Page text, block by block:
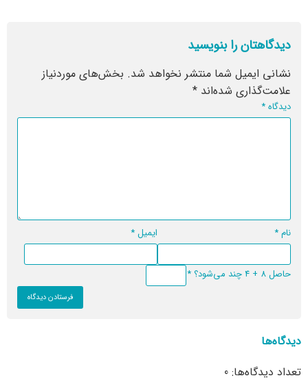
دیدگاهتان را بنویسید
نشانی ایمیل شما منتشر نخواهد شد. بخش‌های موردنیاز
علامت‌گذاری شده‌اند *
دیدگاه*
نام* ایمیل*
حاصل 8 + 4 چند می‌شود؟ *
دیدگاه‌ها
تعداد دیدگاه‌ها: 0